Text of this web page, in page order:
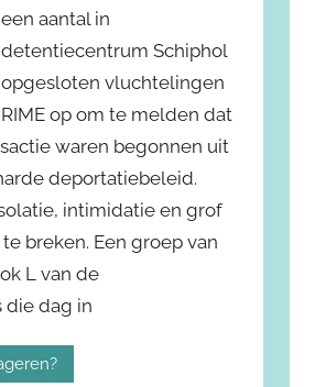
een aantal in
detentiecentrum Schiphol
opgesloten vluchtelingen
op om te melden dat
waren begonnen uit
deportatiebeleid.
intimidatie en grof
breken. Een groep van
L van de
die dag in